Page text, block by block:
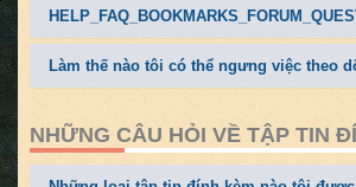
Làm thế nào tôi có thể ngưng việc theo
NHỮNG CÂU HỎI VỀ TẬP TIN